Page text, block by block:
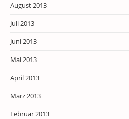
August 2013
Juli 2013
Juni 2013
Mai 2013
April 2013
März 2013
Februar 2013